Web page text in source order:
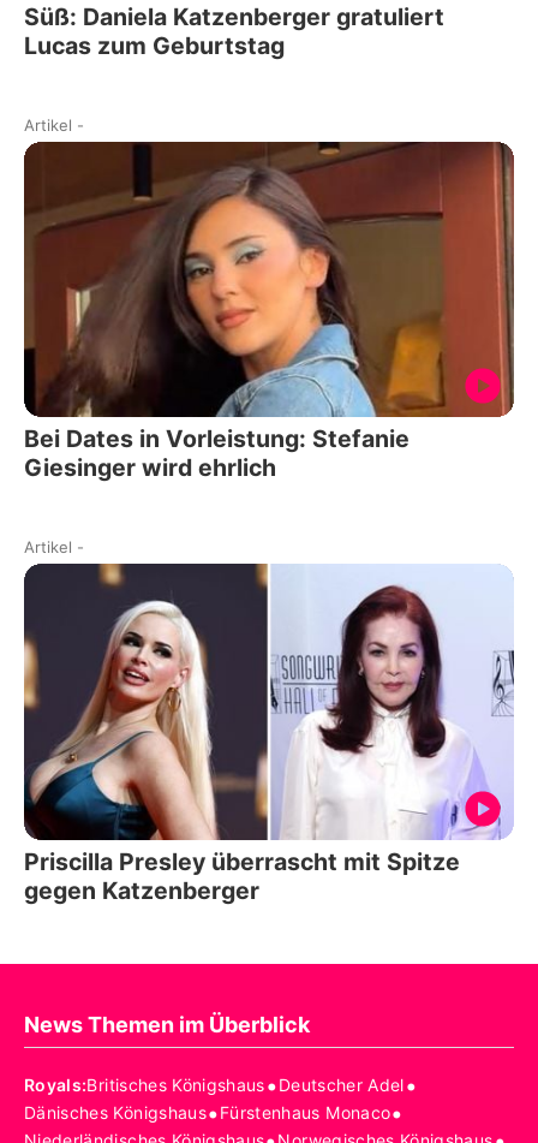
Süß: Daniela Katzenberger gratuliert
Lucas zum Geburtstag
Artikel -
Bei Dates in Vorleistung: Stefanie
Giesinger wird ehrlich
Artikel -
Priscilla Presley überrascht mit Spitze
gegen Katzenberger
News Themen im Überblick
Royals:Britisches Königshaus•Deutscher Adel•
Dänisches Königshaus•Fürstenhaus Monaco•